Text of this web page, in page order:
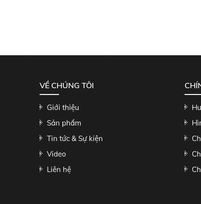
VỀ CHÚNG TÔI
Giới thiệu
Sản phẩm
Tin tức & Sự kiện
Video
Liên hệ